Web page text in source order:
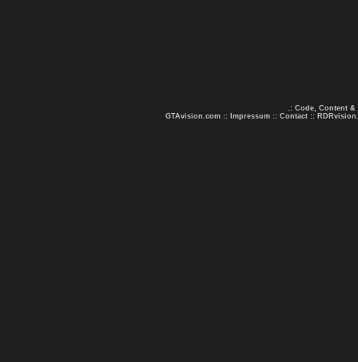
.: Code, Content &
GTAvision.com :: Impressum :: Contact ::